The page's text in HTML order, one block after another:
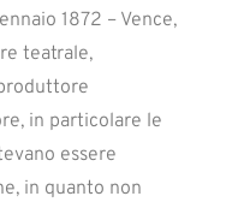
1872 – Vence,
teatrale,
in particolare le
essere
in quanto non